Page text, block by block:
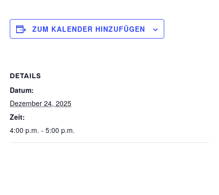
ZUM KALENDER HINZUFÜGEN
DETAILS
Datum:
Dezember 24, 2025
Zeit:
4:00 p.m. - 5:00 p.m.